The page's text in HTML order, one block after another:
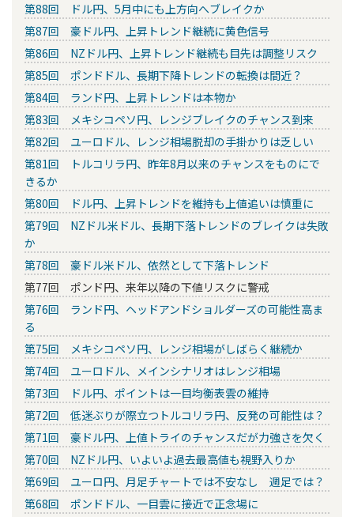
第88回 ドル円、5月中にも上方向へブレイクか
第87回 豪ドル円、上昇トレンド継続に黄色信号
第86回 NZドル円、上昇トレンド継続も目先は調整リスク
第85回 ポンドドル、長期下降トレンドの転換は間近？
第84回 ランド円、上昇トレンドは本物か
第83回 メキシコペソ円、レンジブレイクのチャンス到来
第82回 ユーロドル、レンジ相場脱却の手掛かりは乏しい
第81回 トルコリラ円、昨年8月以来のチャンスをものにで
きるか
第80回 ドル円、上昇トレンドを維持も上値追いは慎重に
第79回 NZドル米ドル、長期下落トレンドのブレイクは失敗
か
第78回 豪ドル米ドル、依然として下落トレンド
第77回 ポンド円、来年以降の下値リスクに警戒
第76回 ランド円、ヘッドアンドショルダーズの可能性高ま
る
第75回 メキシコペソ円、レンジ相場がしばらく継続か
第74回 ユーロドル、メインシナリオはレンジ相場
第73回 ドル円、ポイントは一目均衡表雲の維持
第72回 低迷ぶりが際立つトルコリラ円、反発の可能性は？
第71回 豪ドル円、上値トライのチャンスだが力強さを欠く
第70回 NZドル円、いよいよ過去最高値も視野入りか
第69回 ユーロ円、月足チャートでは不安なし 週足では？
第68回 ポンドドル、一目雲に接近で正念場に